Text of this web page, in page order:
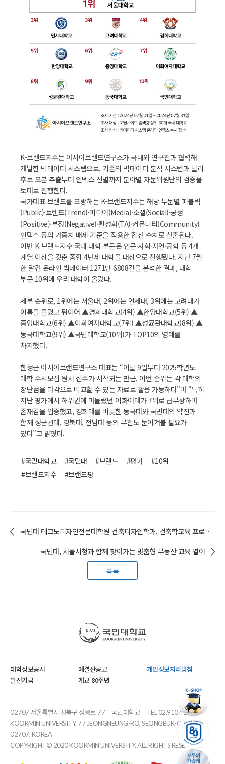
K-브랜드지수는 아시아브랜드연구소가 국내외 연구진과 협력해
개발한 빅데이터 시스템으로, 기존의 빅데이터 분석 시스템과 달리
후보 표본 추출부터 인덱스 선별까지 분야별 자문위원단의 검증을
토대로 진행한다.
국가대표 브랜드를 표방하는 K-브랜드지수는 해당 부문별 퍼블릭
(Public)·트렌드(Trend)·미디어(Media)·소셜(Social)·긍정
(Positive)·부정(Negative)·활성화(TA)·커뮤니티(Community)
인덱스 등의 가중치 배제 기준을 적용한 합산 수치로 산출된다.
이번 K-브랜드지수 국내 대학 부문은 인문·사회·자연·공학 등 4개
계열 이상을 갖춘 종합 4년제 대학을 대상으로 진행됐다. 지난 7월
한 달간 온라인 빅데이터 1271만 6808건을 분석한 결과, 대학
부문 10위에 우리 대학이 올랐다.
세부 순위로, 1위에는 서울대, 2위에는 연세대, 3위에는 고려대가
이름을 올렸고 뒤이어 ▲경희대학교(4위) ▲한양대학교(5위) ▲
중앙대학교(6위) ▲이화여자대학교(7위) ▲성균관대학교(8위) ▲
동국대학교(9위) ▲국민대학교(10위)가 TOP10의 영예를
차지했다.
한정근 아시아브랜드연구소 대표는 “이달 9일부터 2025학년도
대학 수시모집 원서 접수가 시작되는 만큼, 이번 순위는 각 대학의
장단점을 다각으로 비교할 수 있는 자료로 활용 가능하다”며 “특히
지난 평가에서 하위권에 머물렀던 이화여대가 7위로 급부상하며
존재감을 입증했고, 경희대를 비롯한 동국대와 국민대의 약진과
함께 성균관대, 경북대, 전남대 등의 부진도 눈여겨볼 필요가
있다”고 밝혔다.
#국민대학교 #국민대 #브랜드 #평가
#10위
#브랜드지수
#브랜드평
국민대 테크노디자인전문대학원 건축디자인학과, 건축학교육 프로그램 인증 최고등급 획득
국민대, 서울시청과 함께 찾아가는 맞춤형 부동산 교육 열어
목록
국민대학교
대학정보공시 예결산공고
개인정보처리방침
발전기금
개교 80주년
02707 서울특별시 성북구 정릉로 77 국민대학교
TEL 02.910.4114
KOOKMIN UNIVERSITY, 77 JEONGNEUNG-RO, SEONGBUK-GU, SEOUL,
02707, KOREA
COPYRIGHT© 2020 KOOKMIN UNIVERSITY. ALL RIGHTS RESERVED.